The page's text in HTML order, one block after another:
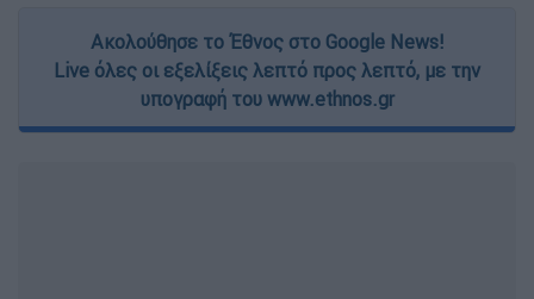
Ακολούθησε το Έθνος στο Google News!
Live όλες οι εξελίξεις λεπτό προς λεπτό, με την
υπογραφή του www.ethnos.gr